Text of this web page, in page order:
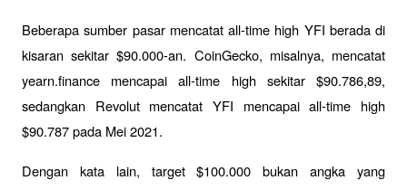
Beberapa sumber pasar mencatat all-time high YFI berada di
kisaran sekitar $90.000-an. CoinGecko, misalnya, mencatat
yearn.finance mencapai all-time high sekitar $90.786,89,
sedangkan Revolut mencatat YFI mencapai all-time high
$90.787 pada Mei 2021.
Dengan kata lain, target $100.000 bukan angka yang